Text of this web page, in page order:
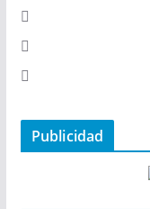
Publicidad